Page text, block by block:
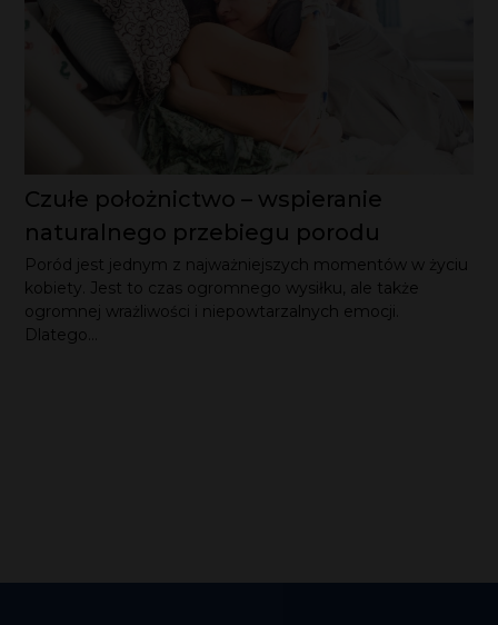
Czułe położnictwo – wspieranie
naturalnego przebiegu porodu
Poród jest jednym z najważniejszych momentów w życiu
kobiety. Jest to czas ogromnego wysiłku, ale także
ogromnej wrażliwości i niepowtarzalnych emocji.
Dlatego...